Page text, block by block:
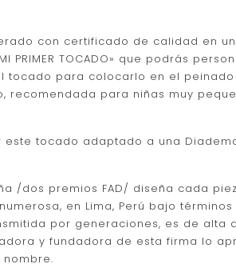
con certificado de calidad en
PRIMER TOCADO» que podrás
tocado para colocarlo en el
recomendada para niñas muy
este tocado adaptado a una
/dos premios FAD/ diseña cada
en Lima, Perú bajo
por generaciones, es de
y fundadora de esta firma lo